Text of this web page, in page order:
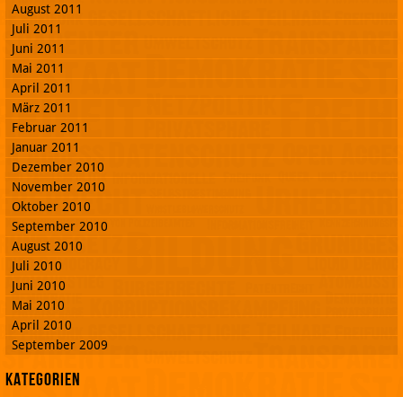
August 2011
Juli 2011
Juni 2011
Mai 2011
April 2011
März 2011
Februar 2011
Januar 2011
Dezember 2010
November 2010
Oktober 2010
September 2010
August 2010
Juli 2010
Juni 2010
Mai 2010
April 2010
September 2009
Kategorien